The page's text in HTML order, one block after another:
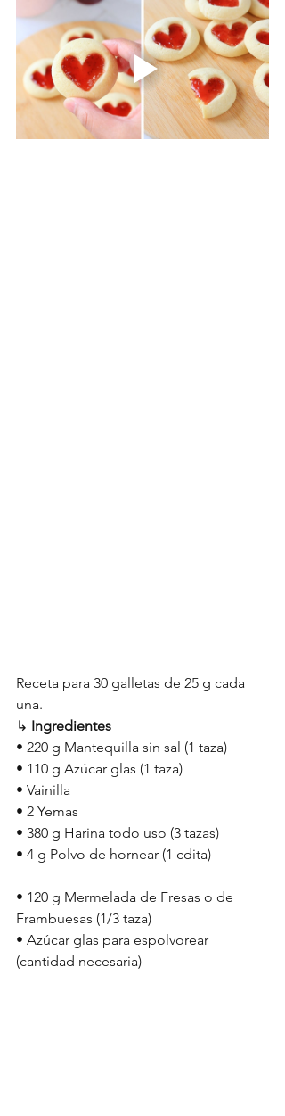
Receta para 30 galletas de 25 g cada
una.
↳ Ingredientes
• 220 g Mantequilla sin sal (1 taza)
• 110 g Azúcar glas (1 taza)
• Vainilla
• 2 Yemas
• 380 g Harina todo uso (3 tazas)
• 4 g Polvo de hornear (1 cdita)
• 120 g Mermelada de Fresas o de
Frambuesas (1/3 taza)
• Azúcar glas para espolvorear
(cantidad necesaria)